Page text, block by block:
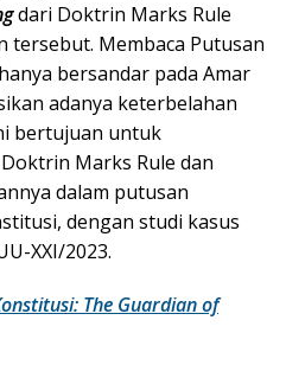
dari Doktrin Marks Rule
tersebut. Membaca Putusan
bersandar pada Amar
adanya keterbelahan
bertujuan untuk
Marks Rule dan
dalam putusan
dengan studi kasus
XXI/2023.
The Guardian of